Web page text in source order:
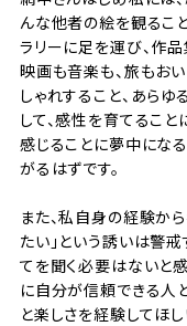
んな他者の絵を観るこ
ラリーに足を運び、作
映画も音楽も、旅もお
しゃれすること、あら
して、感性を育てること
感じることに夢中にな
がるはずです。
また、私自身の経験か
たい」という誘いは警戒
てを聞く必要はないと
に自分が信頼できる人
と楽しさを経験してほし